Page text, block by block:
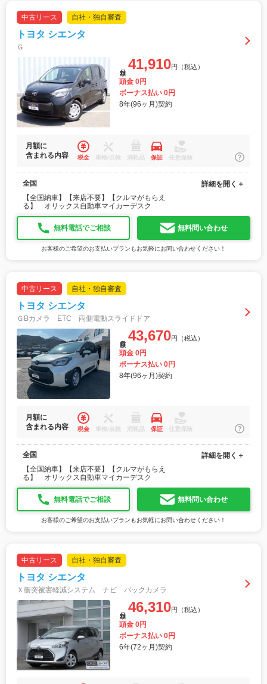
中古リース 自社・独自審査
トヨタ シエンタ
Ｇ
41,910円（税込）
頭金 0円
ボーナス払い 0円
8年(96ヶ月)契約
月額に
含まれる内容
税金 車検/点検 消耗品 保証 任意保険
全国
【全国納車】【来店不要】【クルマがもらえ
る】 オリックス自動車マイカーデスク
詳細を開く＋
無料電話でご相談 無料問い合わせ
お客様のご希望のお支払いプランもお気軽にお問い合わせください！
中古リース 自社・独自審査
トヨタ シエンタ
ＧBカメラ ETC 両側電動スライドドア
43,670円（税込）
頭金 0円
ボーナス払い 0円
8年(96ヶ月)契約
月額に
含まれる内容
税金 車検/点検 消耗品 保証 任意保険
全国
【全国納車】【来店不要】【クルマがもらえ
る】 オリックス自動車マイカーデスク
詳細を開く＋
無料電話でご相談 無料問い合わせ
お客様のご希望のお支払いプランもお気軽にお問い合わせください！
中古リース 自社・独自審査
トヨタ シエンタ
Ｘ衝突被害軽減システム ナビ バックカメラ
46,310円（税込）
頭金 0円
ボーナス払い 0円
6年(72ヶ月)契約